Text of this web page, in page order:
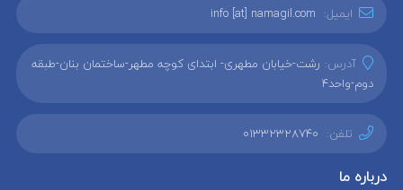
ایمیل: info [at] namagil.com
آدرس: رشت-خیابان مطهری- ابتدای کوچه مطهر-ساختمان بنان-طبقه
دوم-واحد4
تلفن: 01332328740
درباره ما